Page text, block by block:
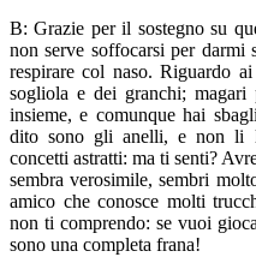
B: Grazie per il sostegno su
non serve soffocarsi per darmi
respirare col naso. Riguardo
sogliola e dei granchi; magari
insieme, e comunque hai
dito sono gli anelli, e non li
concetti astratti: ma ti senti?
sembra verosimile, sembri
amico che conosce molti
non ti comprendo: se vuoi
sono una completa frana!